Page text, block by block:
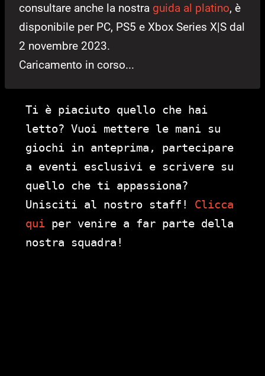
consultare anche la nostra guida al platino, è
disponibile per PC, PS5 e Xbox Series X|S dal
2 novembre 2023.
Caricamento in corso...
Ti è piaciuto quello che hai
letto? Vuoi mettere le mani su
giochi in anteprima, partecipare
a eventi esclusivi e scrivere su
quello che ti appassiona?
Unisciti al nostro staff! Clicca
qui per venire a far parte della
nostra squadra!